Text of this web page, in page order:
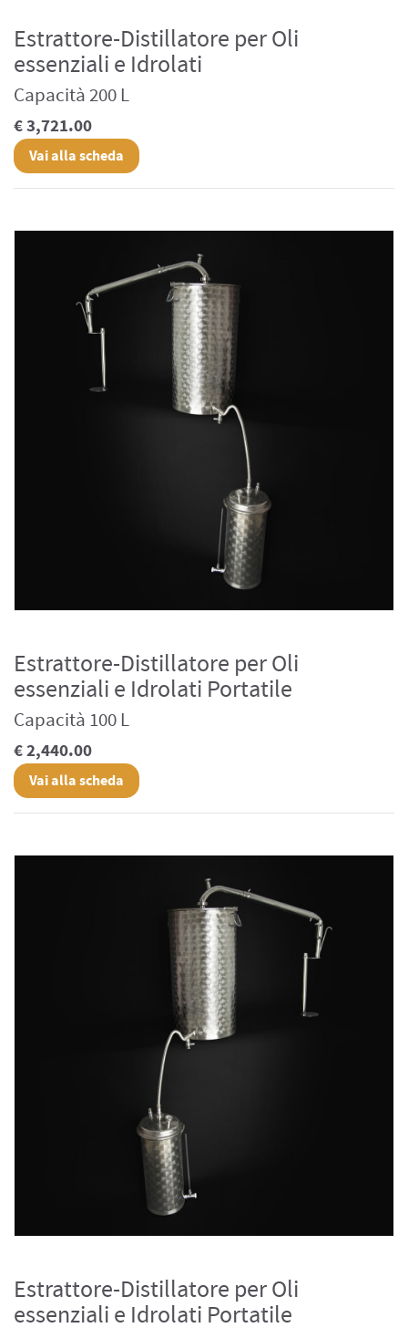
Estrattore-Distillatore per Oli
essenziali e Idrolati
Capacità 200 L
€ 3,721.00
Vai alla scheda
Estrattore-Distillatore per Oli
essenziali e Idrolati Portatile
Capacità 100 L
€ 2,440.00
Vai alla scheda
Estrattore-Distillatore per Oli
essenziali e Idrolati Portatile